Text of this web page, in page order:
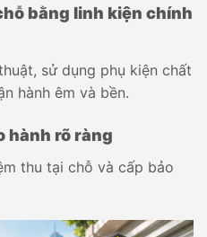
bằng linh kiện chính
sử dụng phụ kiện chất
hành êm và bền.
hành rõ ràng
thu tại chỗ và cấp bảo